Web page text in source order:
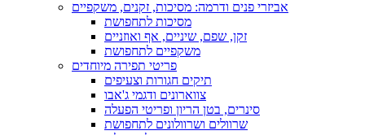
אביזרי פנים ודרמה: מסיכות, זקנים, משקפיים
מסיכות לתחפושת
זקן, שפם, שיניים, אף ואוזניים
משקפיים לתחפושת
פריטי תפירה מיוחדים
תיקים חגורות וצעיפים
צווארונים ודגמי ג'אבו
סינרים, בטן הריון ופריטי הפעלה
שרוולים ושרוולונים לתחפושת